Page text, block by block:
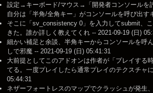
設定→キーボード/マウス→「開発者コンソールを
自分は「半角/全角キー」がコンソールを呼び出す
そこに「sv_consistency 0」を入力してsubmit、
きた。誰か詳しく教えてくれ -- 2021-09-19 (日)
細かい補足と余談、半角キーからコンソールを呼
しで邪魔 -- 2021-09-19 (日) 05:41:31
大前提としてこのアドオンは作者が「プレイする
てる。一度プレイしたら通常プレイのテクスチャ
05:44:31
ネザーフォートレスのマップでクラッシュが発生